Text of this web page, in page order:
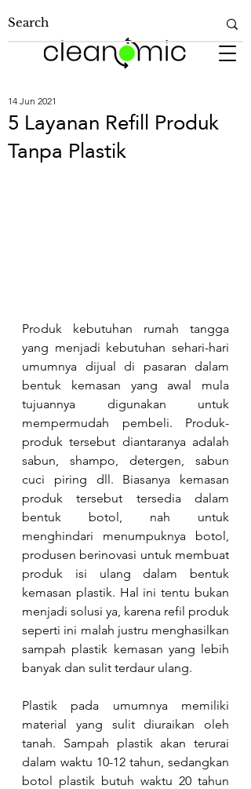
5 Layanan Refill Produk
Tanpa Plastik
14 Jun 2021
Produk kebutuhan rumah tangga
yang menjadi kebutuhan sehari-hari
umumnya dijual di pasaran dalam
bentuk kemasan yang awal mula
tujuannya digunakan untuk
mempermudah pembeli. Produk-
produk tersebut diantaranya adalah
sabun, shampo, detergen, sabun
cuci piring dll. Biasanya kemasan
produk tersebut tersedia dalam
bentuk botol, nah untuk
menghindari menumpuknya botol,
produsen berinovasi untuk membuat
produk isi ulang dalam bentuk
kemasan plastik. Hal ini tentu bukan
menjadi solusi ya, karena refil produk
seperti ini malah justru menghasilkan
sampah plastik kemasan yang lebih
banyak dan sulit terdaur ulang.
Plastik pada umumnya memiliki
material yang sulit diuraikan oleh
tanah. Sampah plastik akan terurai
dalam waktu 10-12 tahun, sedangkan
botol plastik butuh waktu 20 tahun